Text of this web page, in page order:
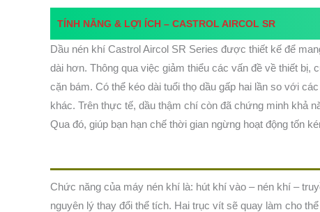
TÍNH NĂNG & LỢI ÍCH –CASTROL AIRCOL SR
Dầu nén khí Castrol Aircol SR Series được thiết kế để
dài hơn. Thông qua việc giảm thiểu các vấn đề về thiết bị,
cặn bám. Có thể kéo dài tuổi thọ dầu gấp hai lần so với
khác. Trên thực tế, dầu thậm chí còn đã chứng minh khả
Qua đó, giúp bạn hạn chế thời gian ngừng hoạt động tốn
Chức năng của máy nén khí là: hút khí vào – nén khí –
nguyên lý thay đổi thể tích. Hai trục vít sẽ quay làm cho